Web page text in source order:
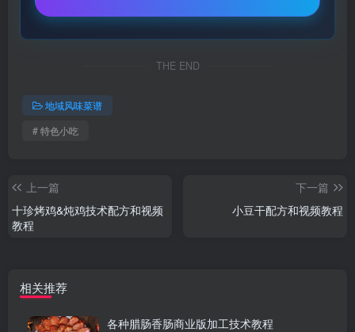
THE END
地域风味菜谱
# 特色小吃
上一篇
十珍烤鸡&炖鸡技术配方和视频
教程
下一篇
小豆干配方和视频教程
相关推荐
各种腊肠香肠商业版加工技术教程